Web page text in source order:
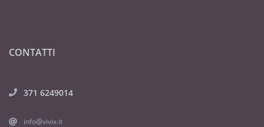
CONTATTI
371 6249014
info@vivix.it